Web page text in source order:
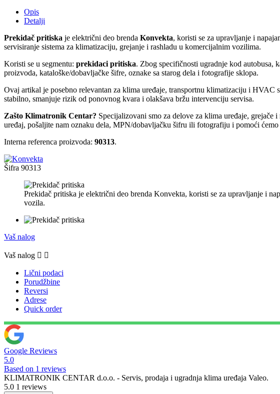
Opis
Detalji
Prekidač pritiska je električni deo brenda Konvekta, koristi se za upravljanje i
servisiranje sistema za klimatizaciju, grejanje i rashladu u komercijalnim vozilima.
Koristi se u segmentu: prekidaci pritiska. Zbog specifičnosti ugradnje kod autobusa,
proizvoda, kataloške/dobavljačke šifre, oznake sa starog dela i fotografije sklopa.
Ovaj artikal je posebno relevantan za klima uređaje, transportnu klimatizaciju i HVAC
stabilno, smanjuje rizik od ponovnog kvara i olakšava bržu intervenciju servisa.
Zašto Klimatronik Centar? Specijalizovani smo za delove za klima uređaje,
uređaj, pošaljite nam oznaku dela, MPN/dobavljačku šifru ili fotografiju i pomoći
Interna referenca proizvoda: 90313.
Šifra 90313
Prekidač pritiska je električni deo brenda Konvekta, koristi se za upravljanje i
vozila.
Vaš nalog
Vaš nalog  
Lični podaci
Porudžbine
Reversi
Adrese
Quick order
Google Reviews
5.0
Based on 1 reviews
KLIMATRONIK CENTAR d.o.o. - Servis, prodaja i ugradnja klima uređaja Valeo.
5.0 1 reviews